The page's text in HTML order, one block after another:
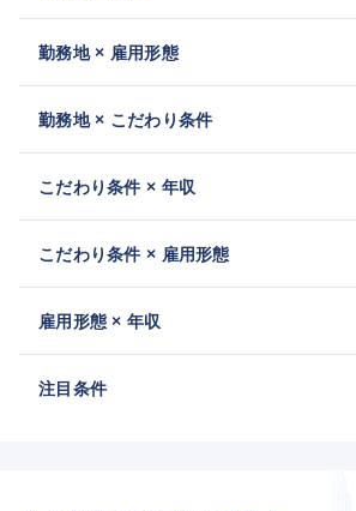
勤務地 × 雇用形態
勤務地 × こだわり条件
こだわり条件 × 年収
こだわり条件 × 雇用形態
雇用形態 × 年収
注目条件